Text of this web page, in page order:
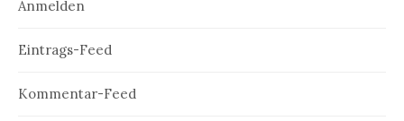
Anmelden
Eintrags-Feed
Kommentar-Feed